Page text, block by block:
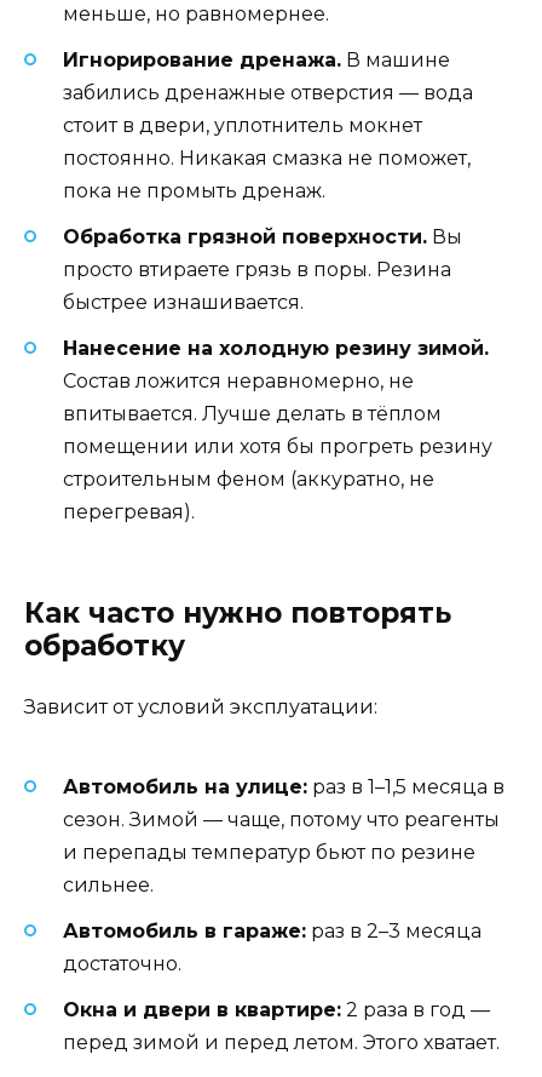
меньше, но равномернее.
Игнорирование дренажа. В машине
забились дренажные отверстия — вода
стоит в двери, уплотнитель мокнет
постоянно. Никакая смазка не поможет,
пока не промыть дренаж.
Обработка грязной поверхности. Вы
просто втираете грязь в поры. Резина
быстрее изнашивается.
Нанесение на холодную резину зимой.
Состав ложится неравномерно, не
впитывается. Лучше делать в тёплом
помещении или хотя бы прогреть резину
строительным феном (аккуратно, не
перегревая).
Как часто нужно повторять
обработку
Зависит от условий эксплуатации:
Автомобиль на улице: раз в 1–1,5 месяца в
сезон. Зимой — чаще, потому что реагенты
и перепады температур бьют по резине
сильнее.
Автомобиль в гараже: раз в 2–3 месяца
достаточно.
Окна и двери в квартире: 2 раза в год —
перед зимой и перед летом. Этого хватает.